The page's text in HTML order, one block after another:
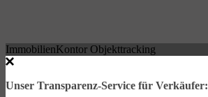
ImmobilienKontor Objekttracking
Unser Transparenz-Service für Verkäufer: